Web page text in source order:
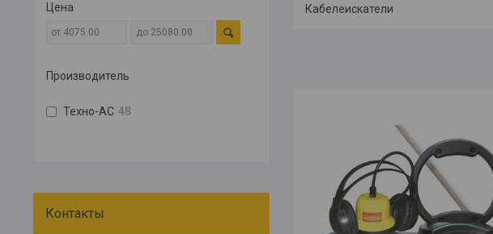
Кабелеискатели
Цена
Производитель
Техно-АС 48